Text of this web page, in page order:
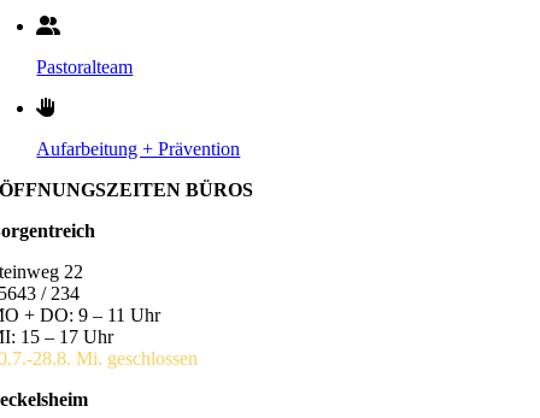
Pastoralteam
Aufarbeitung + Prävention
ÖFFNUNGSZEITEN BÜROS
22
/ 234
+ DO: 9 – 11 Uhr
15 – 17 Uhr
28.8. Mi. geschlossen